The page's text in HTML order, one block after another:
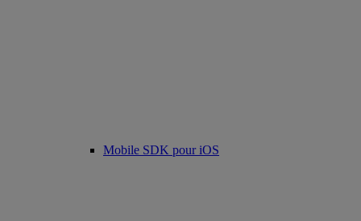
Mobile SDK pour iOS